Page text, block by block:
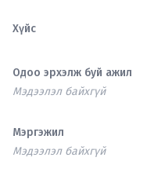
Хүйс
Одоо эрхэлж буй ажил
Мэдээлэл байхгүй
Мэргэжил
Мэдээлэл байхгүй